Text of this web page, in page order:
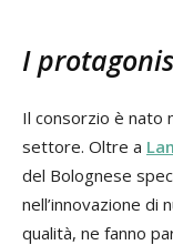
I
Il consorzio è nato
settore. Oltre a
del Bolognese
nell’innovazione di
qualità, ne fanno